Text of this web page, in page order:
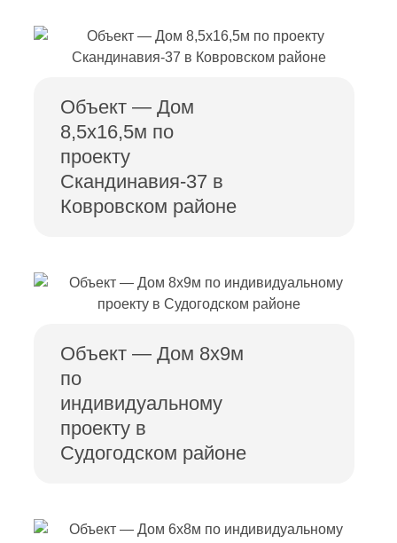
Объект — Дом
8,5х16,5м по
проекту
Скандинавия-37 в
Ковровском районе
Объект — Дом 8х9м
по
индивидуальному
проекту в
Судогодском районе